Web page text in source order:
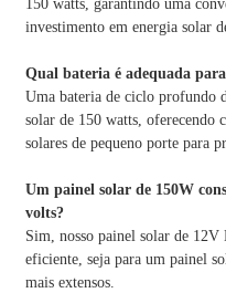
150 watts, garantindo uma
investimento em energia solar
Qual bateria é adequada
Uma bateria de ciclo profundo
solar de 150 watts, oferecendo
solares de pequeno porte para
Um painel solar de 150W
volts?
Sim, nosso painel solar de
eficiente, seja para um painel
mais extensos.